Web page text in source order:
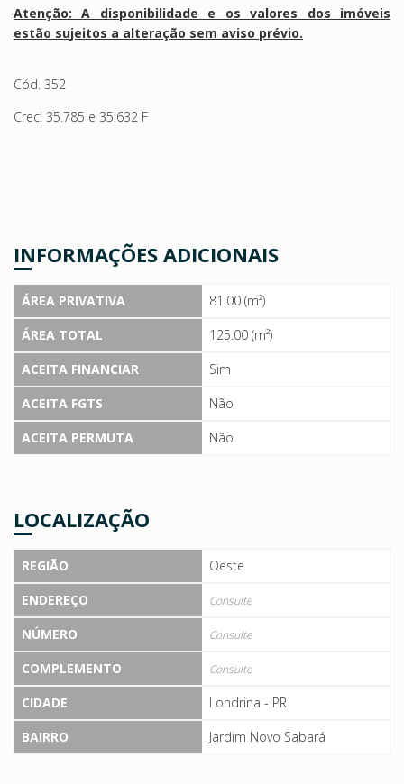
Atenção: A disponibilidade e os valores dos imóveis
estão sujeitos a alteração sem aviso prévio.
Cód. 352
Creci 35.785 e 35.632 F
INFORMAÇÕES ADICIONAIS
ÁREA PRIVATIVA
81.00 (m²)
ÁREA TOTAL
125.00 (m²)
ACEITA FINANCIAR
Sim
ACEITA FGTS
Não
ACEITA PERMUTA
Não
LOCALIZAÇÃO
REGIÃO
Oeste
ENDEREÇO
Consulte
NÚMERO Consulte
COMPLEMENTO Consulte
CIDADE
Londrina - PR
BAIRRO
Jardim Novo Sabará